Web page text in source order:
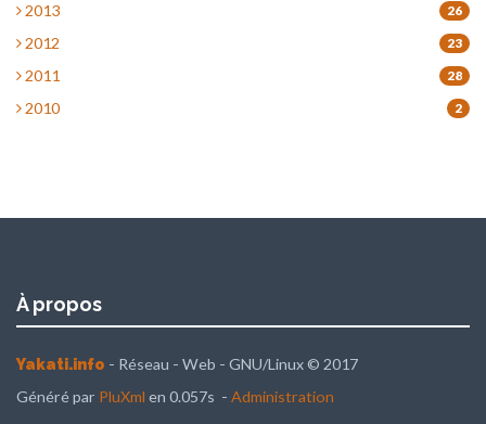
2013 26
2012 23
2011 28
2010 2
À propos
Yakati.info - Réseau - Web - GNU/Linux © 2017
Généré par PluXml en 0.057s - Administration